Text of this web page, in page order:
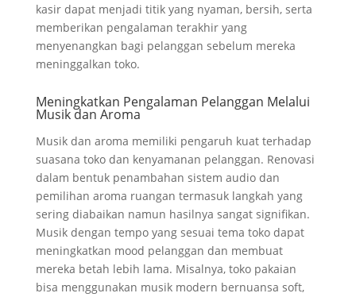
kasir dapat menjadi titik yang nyaman, bersih, serta
memberikan pengalaman terakhir yang
menyenangkan bagi pelanggan sebelum mereka
meninggalkan toko.
Meningkatkan Pengalaman Pelanggan Melalui
Musik dan Aroma
Musik dan aroma memiliki pengaruh kuat terhadap
suasana toko dan kenyamanan pelanggan. Renovasi
dalam bentuk penambahan sistem audio dan
pemilihan aroma ruangan termasuk langkah yang
sering diabaikan namun hasilnya sangat signifikan.
Musik dengan tempo yang sesuai tema toko dapat
meningkatkan mood pelanggan dan membuat
mereka betah lebih lama. Misalnya, toko pakaian
bisa menggunakan musik modern bernuansa soft,